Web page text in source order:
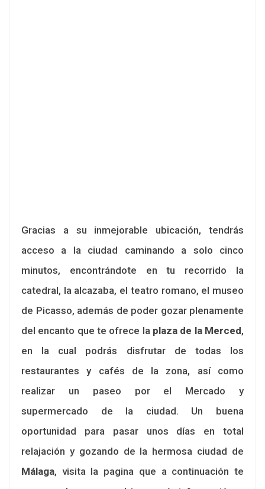
Gracias a su inmejorable ubicación, tendrás
acceso a la ciudad caminando a solo cinco
minutos, encontrándote en tu recorrido la
catedral, la alcazaba, el teatro romano, el museo
de Picasso, además de poder gozar plenamente
del encanto que te ofrece la plaza de la Merced,
en la cual podrás disfrutar de todas los
restaurantes y cafés de la zona, así como
realizar un paseo por el Mercado y
supermercado de la ciudad. Un buena
oportunidad para pasar unos días en total
relajación y gozando de la hermosa ciudad de
Málaga, visita la pagina que a continuación te